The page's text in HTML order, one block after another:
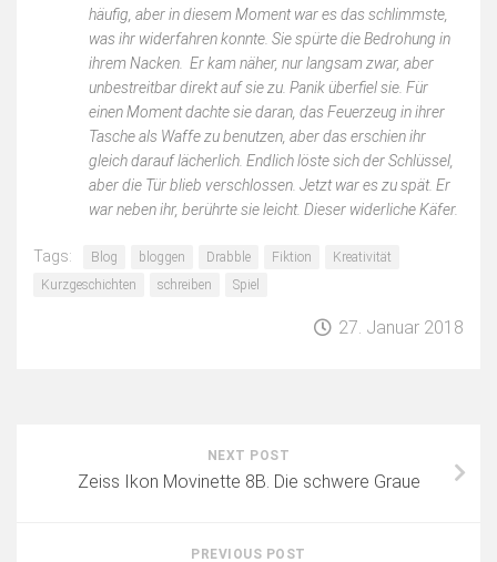
häufig, aber in diesem Moment war es das schlimmste,
was ihr widerfahren konnte. Sie spürte die Bedrohung in
ihrem Nacken. Er kam näher, nur langsam zwar, aber
unbestreitbar direkt auf sie zu. Panik überfiel sie. Für
einen Moment dachte sie daran, das Feuerzeug in ihrer
Tasche als Waffe zu benutzen, aber das erschien ihr
gleich darauf lächerlich. Endlich löste sich der Schlüssel,
aber die Tür blieb verschlossen. Jetzt war es zu spät. Er
war neben ihr, berührte sie leicht. Dieser widerliche Käfer.
Tags: Blog bloggen Drabble Fiktion
Kreativität
Kurzgeschichten
schreiben Spiel
27. Januar 2018
NEXT POST
Zeiss Ikon Movinette 8B. Die schwere Graue
PREVIOUS POST